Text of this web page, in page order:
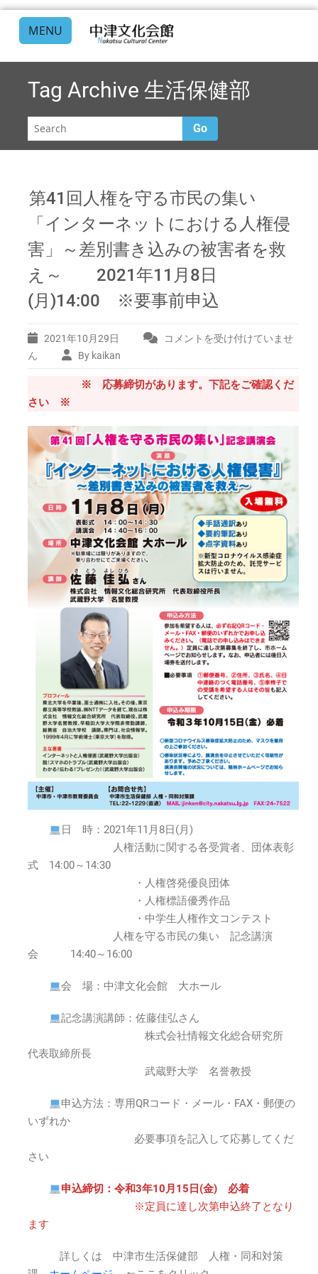
MENU
Tag Archive 生活保健部
Go
第41回人権を守る市民の集い
「インターネットにおける人権侵
害」～差別書き込みの被害者を救
え～ 2021年11月8日
(月)14:00 ※要事前申込
2021年10月29日
第
人
る
市
民
の
集
い
「イ
ン
ネ
ト
に
お
け
る
権
侵
害」
～
差
書
込
み
被
害
者
を
救
2021
11
月
8
(月)14:00
要
申
コメントを受け付けていませ
ん
By kaikan
※ 応募締切があります。下記をご確認くだ
さい ※
日 時：2021年11月8日(月)
人権活動に関する各受賞者、団体表彰
式 14:00～14:30
・人権啓発優良団体
・人権標語優秀作品
・中学生人権作文コンテスト
人権を守る市民の集い 記念講演
会 14:40～16:00
会 場：中津文化会館 大ホール
記念講演講師：佐藤佳弘さん
株式会社情報文化総合研究所
代表取締所長
武蔵野大学 名誉教授
申込方法：専用QRコード・メール・FAX・郵便の
いずれか
必要事項を記入して応募してくだ
さい
申込締切：令和3年10月15日(金) 必着
※定員に達し次第申込終了となり
ます
詳しくは 中津市生活保健部 人権・同和対策